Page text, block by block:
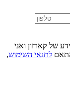
של קארזון ואני
לתנאי השימוש,